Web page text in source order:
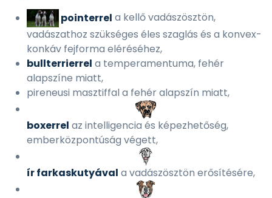
pointerrel a kellő vadászösztön,
vadászathoz szükséges éles szaglás és a konvex-
konkáv fejforma eléréséhez,
bullterrierrel a temperamentuma, fehér
alapszíne miatt,
pireneusi masztiffal a fehér alapszín miatt,
boxerrel az intelligencia és képezhetőség,
emberközpontúság végett,
ír farkaskutyával a vadászösztön erősítésére,